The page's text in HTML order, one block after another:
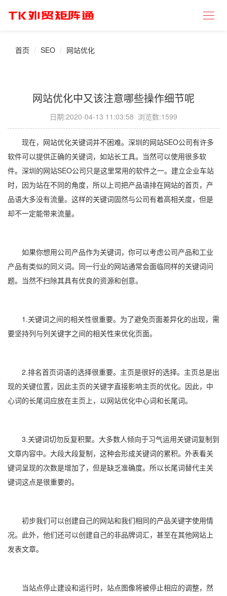
首页 SEO 网站优化
网站优化中又该注意哪些操作细节呢
日期:2020-04-13 11:03:58 浏览数:1599
现在，网站优化关键词并不困难。深圳的网站SEO公司有许多
软件可以提供正确的关键词，如站长工具。当然可以使用很多软
件。深圳的网站SEO公司只是这里常用的软件之一。建立企业车站
时，因为站在不同的角度，所以上司把产品语排在网站的首页，产
品语大多没有流量。这样的关键词固然与公司有着高相关度，但是
却不一定能带来流量。
如果你想用公司产品作为关键词，你可以考虑公司产品和工业
产品有类似的同义词。同一行业的网站通常会面临同样的关键词问
题。当然不扫除其具有优良的资源和创意。
1.关键词之间的相关性很重要。为了避免页面差异化的出现，需
要坚持列与列关键字之间的相关性来优化页面。
2.排名首页词语的选择很重要。主页是很好的选择。主页总是出
现的关键位置，因此主页的关键字直接影响主页的优化。因此，中
心词的长尾词应放在主页上，以网站优化中心词和长尾词。
3.关键词切勿反复积聚。大多数人倾向于习气运用关键词复制到
文章内容中。大段大段复制，这种会形成关键词的累积。外表看关
键词呈现的次数是增加了，但是缺乏准确度。所以长尾词替代主关
键词这点是很重要的。
初步我们可以创建自己的网站和我们相同的产品关键字使用情
况。此外，他们还可以创建自己的非品牌词汇，甚至在其他网站上
发表文章。
当站点停止建设和运行时，站点图像将被停止相应的调整，然